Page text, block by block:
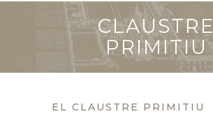
CLAUSTRE
PRIMITIU
EL CLAUSTRE PRIMITIU